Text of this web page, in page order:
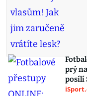
prý
posílí